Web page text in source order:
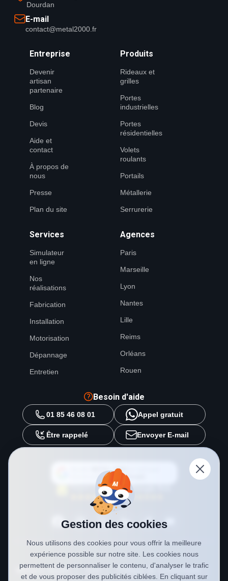
Dourdan
E-mail
contact@metal2000.fr
Entreprise
Devenir
artisan
partenaire
Blog
Devis
Aide et
contact
À propos de
nous
Presse
Plan du site
Produits
Rideaux et
grilles
Portes
industrielles
Portes
résidentielles
Volets
roulants
Portails
Métallerie
Serrurerie
Services
Simulateur
en ligne
Nos
réalisations
Fabrication
Installation
Motorisation
Dépannage
Entretien
Agences
Paris
Marseille
Lyon
Nantes
Lille
Reims
Orléans
Rouen
Besoin d'aide
01 85 46 08 01 Appel gratuit
Être rappelé Envoyer E-mail
METAL 2000
source préférée surGoogle
Mentions légales CGV Politique de confidentialité
Gestion des cookies
Nous utilisons des cookies pour vous offrir la meilleure
expérience possible sur notre site. Les cookies nous
permettent de personnaliser le contenu, d'analyser le trafic
et de vous proposer des publicités ciblées. En cliquant sur